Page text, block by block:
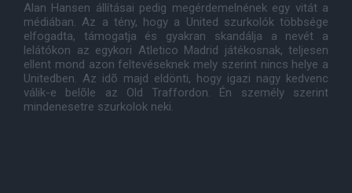
Alan Hansen állításai pedig megérdemelnének egy vitát a
médiában. Az a tény, hogy a United szurkolók többsége
elfogadta, támogatja és gyakran skandálja a nevét a
lelátókon az egykori Atletico Madrid játékosnak, teljesen
ellent mond azon feltevéseknek mely szerint nincs helye a
Unitedben. Az idõ majd eldönti, hogy igazi nagy kedvenc
válik-e belõle az Old Traffordon. Én személy szerint
mindenesetre szurkolok neki.